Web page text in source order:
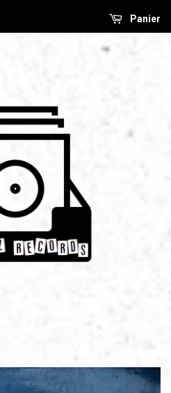
Panier